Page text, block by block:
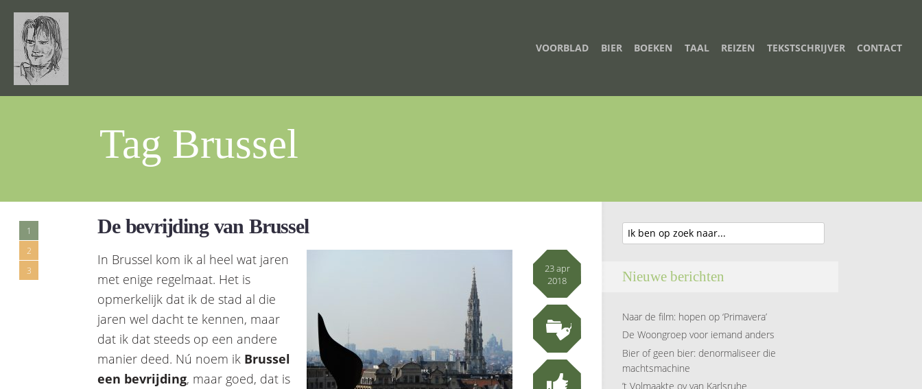
VOORBLAD BIER BOEKEN TAAL REIZEN TEKSTSCHRIJVER CONTACT
Tag Brussel
1
2
3
De bevrijding van Brussel
23 apr
2018
In Brussel kom ik al heel wat jaren
met enige regelmaat. Het is
opmerkelijk dat ik de stad al die
jaren wel dacht te kennen, maar
dat ik dat steeds op een andere
manier deed. Nú noem ik Brussel
een bevrijding, maar goed, dat is
Nieuwe berichten
Naar de film: hopen op ‘Primavera’
De Woongroep voor iemand anders
Bier of geen bier: denormaliseer die
machtsmachine
’t Volmaakte ov van Karlsruhe